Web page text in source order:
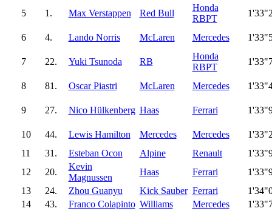
5 1. Max Verstappen Red Bull
Honda
RBPT
6 4. Lando Norris McLaren Mercedes
7 22. Yuki Tsunoda RB
Honda
RBPT
8 81. Oscar Piastri McLaren Mercedes
9 27. Nico Hülkenberg Haas Ferrari
10 44. Lewis Hamilton Mercedes Mercedes
11
31. Esteban Ocon Alpine Renault
12
20.
Kevin
Magnussen
Haas Ferrari
13
24. Zhou Guanyu Kick Sauber Ferrari
14
43. Franco Colapinto Williams Mercedes